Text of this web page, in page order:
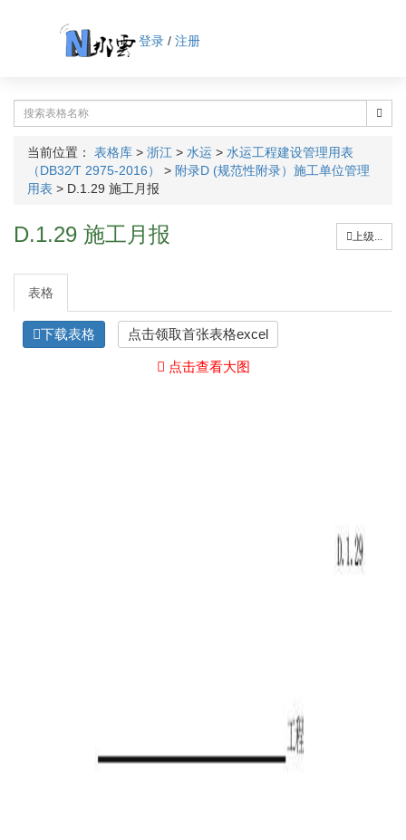
登录/ 注册
当前位置： 表格库 > 浙江 > 水运 > 水运工程建设管理用表
（DB32∕T 2975-2016）
> 附录D (规范性附录）施工单位管理
用表 > D.1.29 施工月报
上级...
D.1.29 施工月报
表格
下载表格 点击领取首张表格excel
点击查看大图